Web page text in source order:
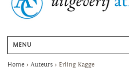
MENU
Home > Auteurs > Erling Kagge